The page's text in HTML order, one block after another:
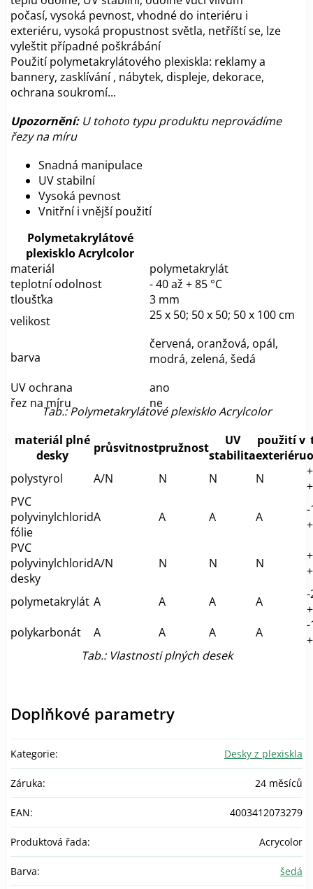
počasí, vysoká pevnost, vhodné do interiéru i
exteriéru, vysoká propustnost světla, netříští se, lze
vyleštit případné poškrábání
Použití polymetakrylátového plexiskla: reklamy a
bannery, zasklívání , nábytek, displeje, dekorace,
ochrana soukromí...
Upozornění: U tohoto typu produktu neprovádíme
řezy na míru
Snadná manipulace
UV stabilní
Vysoká pevnost
Vnitřní i vnější použití
Polymetakrylátové
plexisklo Acrylcolor
materiál
polymetakrylát
teplotní odolnost
- 40 až + 85 °C
tloušťka
3 mm
velikost
25 x 50; 50 x 50; 50 x 100 cm
barva
červená, oranžová, opál,
modrá, zelená, šedá
UV ochrana
ano
řez na míru
ne
Tab.: Polymetakrylátové plexisklo Acrylcolor
materiál plné
desky
průsvitnostpružnost
UV
stabilita
použití v
exteriéru
polystyrol
A/N N N N
PVC
polyvinylchlorid
fólie
A A A A
-
PVC
polyvinylchlorid
desky
A/N N N N
polymetakrylát A A A A
-
polykarbonát
A A A A
-
Tab.: Vlastnosti plných desek
Doplňkové parametry
Kategorie: Desky z plexiskla
Záruka: 24 měsíců
EAN: 4003412073279
Produktová řada: Acrycolor
Barva: šedá